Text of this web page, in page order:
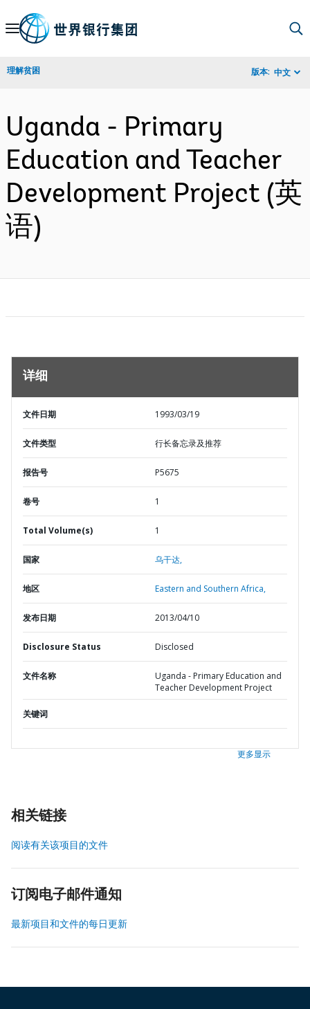
Skip
Navigation
理解贫困 版本: 中文
Uganda - Primary
Education and Teacher
Development Project (英
语)
详细
文件日期 1993/03/19
文件类型 行长备忘录及推荐
报告号 P5675
卷号 1
Total Volume(s) 1
国家 乌干达,
地区 Eastern and Southern Africa,
发布日期 2013/04/10
Disclosure Status Disclosed
文件名称
Uganda - Primary Education and
Teacher Development Project
关键词
更多显示
相关链接
阅读有关该项目的文件
订阅电子邮件通知
最新项目和文件的每日更新